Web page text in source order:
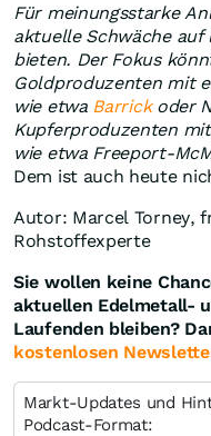
Für meinungsstarke
aktuelle Schwäche auf
bieten. Der Fokus
Goldproduzenten mit
wie etwa Barrickoder
Kupferproduzenten
wie etwa Freeport-
Dem ist auch heute
Autor: Marcel Torney,
Rohstoffexperte
Sie wollen keine
aktuellen Edelmetall-
Laufenden bleiben?
kostenlosen
Markt-Updates und
Podcast-Format: